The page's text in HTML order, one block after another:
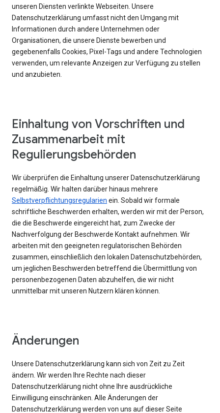
unseren Diensten verlinkte Webseiten. Unsere
Datenschutzerklärung umfasst nicht den Umgang mit
Informationen durch andere Unternehmen oder
Organisationen, die unsere Dienste bewerben und
gegebenenfalls Cookies, Pixel-Tags und andere Technologien
verwenden, um relevante Anzeigen zur Verfügung zu stellen
und anzubieten.
Einhaltung von Vorschriften und
Zusammenarbeit mit
Regulierungsbehörden
Wir überprüfen die Einhaltung unserer Datenschutzerklärung
regelmäßig. Wir halten darüber hinaus mehrere
Selbstverpflichtungsregularien ein. Sobald wir formale
schriftliche Beschwerden erhalten, werden wir mit der Person,
die die Beschwerde eingereicht hat, zum Zwecke der
Nachverfolgung der Beschwerde Kontakt aufnehmen. Wir
arbeiten mit den geeigneten regulatorischen Behörden
zusammen, einschließlich den lokalen Datenschutzbehörden,
um jeglichen Beschwerden betreffend die Übermittlung von
personenbezogenen Daten abzuhelfen, die wir nicht
unmittelbar mit unseren Nutzern klären können.
Änderungen
Unsere Datenschutzerklärung kann sich von Zeit zu Zeit
ändern. Wir werden Ihre Rechte nach dieser
Datenschutzerklärung nicht ohne Ihre ausdrückliche
Einwilligung einschränken. Alle Änderungen der
Datenschutzerklärung werden von uns auf dieser Seite